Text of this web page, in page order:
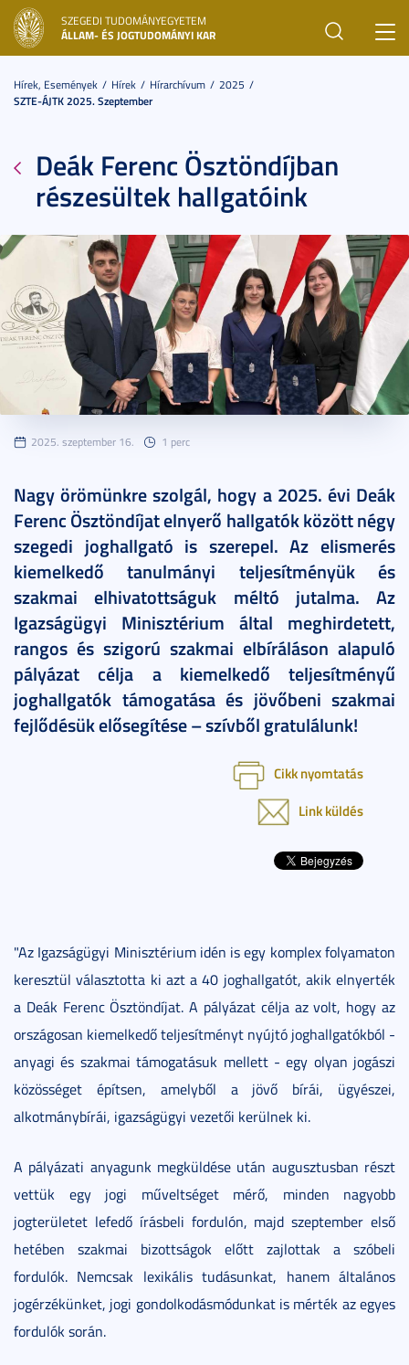
SZEGEDI TUDOMÁNYEGYETEM
ÁLLAM- ÉS JOGTUDOMÁNYI KAR
Hírek, Események Hírek Hírarchívum
2025
SZTE-ÁJTK 2025. Szeptember
Deák Ferenc Ösztöndíjban
részesültek hallgatóink
2025. szeptember 16. 1 perc
Nagy örömünkre szolgál, hogy a 2025. évi Deák
Ferenc Ösztöndíjat elnyerő hallgatók között négy
szegedi joghallgató is szerepel. Az elismerés
kiemelkedő tanulmányi teljesítményük és
szakmai elhivatottságuk méltó jutalma. Az
Igazságügyi Minisztérium által meghirdetett,
rangos és szigorú szakmai elbíráláson alapuló
pályázat célja a kiemelkedő teljesítményű
joghallgatók támogatása és jövőbeni szakmai
fejlődésük elősegítése – szívből gratulálunk!
Cikk nyomtatás
Link küldés
"Az Igazságügyi Minisztérium idén is egy komplex folyamaton
keresztül választotta ki azt a 40 joghallgatót, akik elnyerték
a Deák Ferenc Ösztöndíjat. A pályázat célja az volt, hogy az
országosan kiemelkedő teljesítményt nyújtó joghallgatókból -
anyagi és szakmai támogatásuk mellett - egy olyan jogászi
közösséget építsen, amelyből a jövő bírái, ügyészei,
alkotmánybírái, igazságügyi vezetői kerülnek ki.
A pályázati anyagunk megküldése után augusztusban részt
vettük egy jogi műveltséget mérő, minden nagyobb
jogterületet lefedő írásbeli fordulón, majd szeptember első
hetében szakmai bizottságok előtt zajlottak a szóbeli
fordulók. Nemcsak lexikális tudásunkat, hanem általános
jogérzékünket, jogi gondolkodásmódunkat is mérték az egyes
fordulók során.